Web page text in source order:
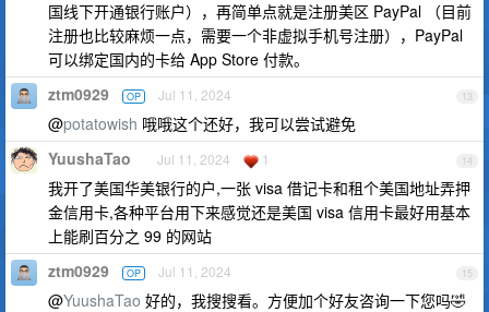
国线下开通银行账户），再简单点就是注册美区 PayPal （目前
注册也比较麻烦一点，需要一个非虚拟手机号注册），PayPal
可以绑定国内的卡给 App Store 付款。
13
ztm0929 OP Jul 11, 2024
@potatowish 哦哦这个还好，我可以尝试避免
14
YuushaTao Jul 11, 2024 1
我开了美国华美银行的户,一张 visa 借记卡和租个美国地址弄押
金信用卡,各种平台用下来感觉还是美国 visa 信用卡最好用基本
上能刷百分之 99 的网站
15
ztm0929 OP Jul 11, 2024
@YuushaTao 好的，我搜搜看。方便加个好友咨询一下您吗🤣